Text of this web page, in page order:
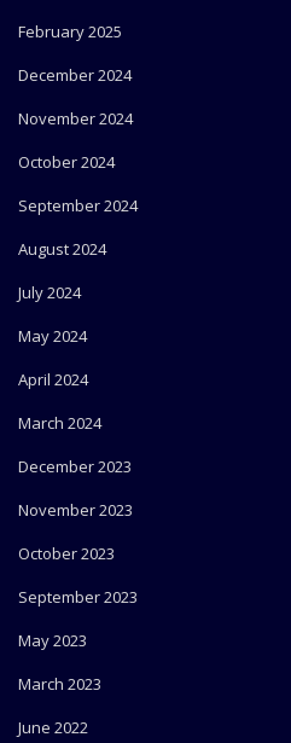
February 2025
December 2024
November 2024
October 2024
September 2024
August 2024
July 2024
May 2024
April 2024
March 2024
December 2023
November 2023
October 2023
September 2023
May 2023
March 2023
June 2022